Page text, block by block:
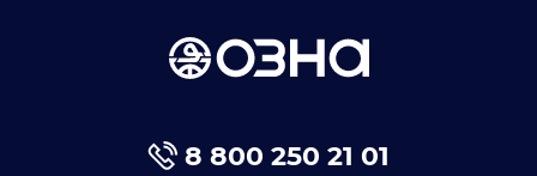
8 800 250 21 01